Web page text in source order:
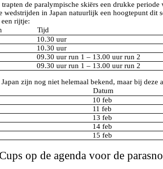
de paralympische skiërs een drukke
in Japan natuurlijk een hoogtepunt dit
rijtje:
Tijd
10.30 uur
10.30 uur
09.30 uur run 1 – 13.00 uur run 2
09.30 uur run 1 – 13.00 uur run 2
zijn nog niet helemaal bekend, maar bij deze
Datum
10 feb
11 feb
13 feb
14 feb
15 feb
op de agenda voor de